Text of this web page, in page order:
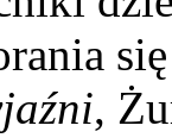
,